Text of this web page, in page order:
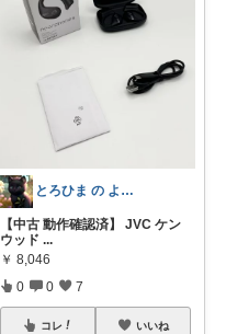
とろひま の よろず屋～お得な商品たち～
【中古 動作確認済】 JVC ケン
ウッド ...
￥ 8,046
0 0 7
コレ いいね